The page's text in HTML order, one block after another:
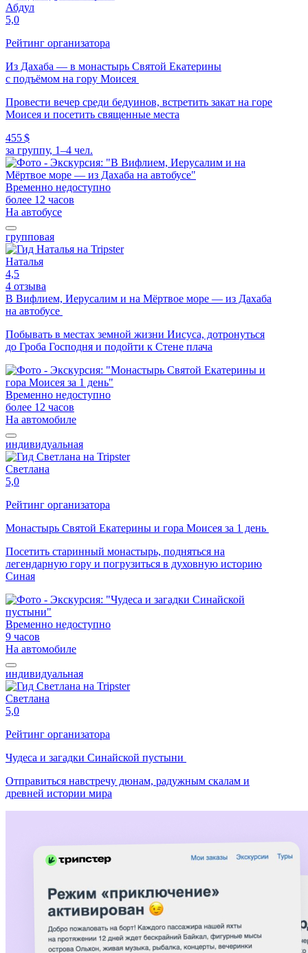
Абдул
5,0
Рейтинг организатора
Из Дахаба — в монастырь Святой Екатерины
с подъёмом на гору Моисея
Провести вечер среди бедуинов, встретить закат на горе
Моисея и посетить священные места
455 $
за группу, 1–4 чел.
Временно недоступно
более 12 часов
На автобусе
групповая
Наталья
4,5
4 отзыва
В Вифлием, Иерусалим и на Мёртвое море — из Дахаба
на автобусе
Побывать в местах земной жизни Иисуса, дотронуться
до Гроба Господня и подойти к Стене плача
Временно недоступно
более 12 часов
На автомобиле
индивидуальная
Светлана
5,0
Рейтинг организатора
Монастырь Святой Екатерины и гора Моисея за 1 день
Посетить старинный монастырь, подняться на
легендарную гору и погрузиться в духовную историю
Синая
Временно недоступно
9 часов
На автомобиле
индивидуальная
Светлана
5,0
Рейтинг организатора
Чудеса и загадки Синайской пустыни
Отправиться навстречу дюнам, радужным скалам и
древней истории мира